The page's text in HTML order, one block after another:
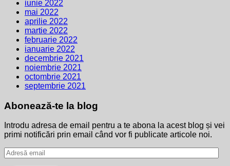
iunie 2022
mai 2022
aprilie 2022
martie 2022
februarie 2022
ianuarie 2022
decembrie 2021
noiembrie 2021
octombrie 2021
septembrie 2021
Abonează-te la blog
Introdu adresa de email pentru a te abona la acest blog și vei
primi notificări prin email când vor fi publicate articole noi.
Adresă
email